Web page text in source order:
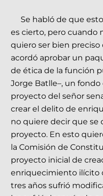
Se habló de que
es cierto, pero cuando
quiero ser bien
acordó aprobar un
de ética de la función
Jorge Batlle–, un
proyecto del señor
crear el delito de
no quiere decir que se
proyecto. En esto
la Comisión de
proyecto inicial de
enriquecimiento ilícito
tres años sufrió